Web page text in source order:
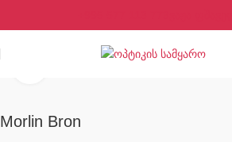
Morlin Bron